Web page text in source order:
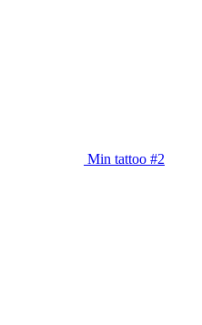
Min tattoo #2